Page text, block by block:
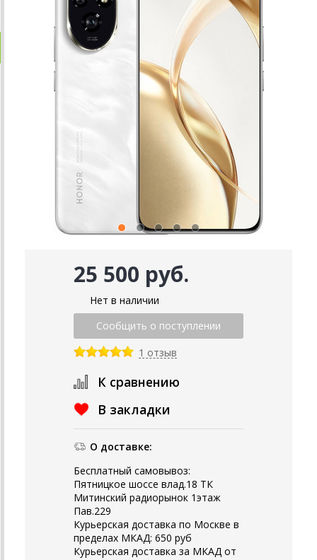
25 500 руб.
Нет в наличии
1 отзыв
К сравнению
В закладки
О доставке:
Бесплатный самовывоз:
Пятницкое шоссе влад.18 ТК
Митинский радиорынок 1этаж
Пав.229
Курьерская доставка по Москве в
пределах МКАД: 650 руб
Курьерская доставка за МКАД от